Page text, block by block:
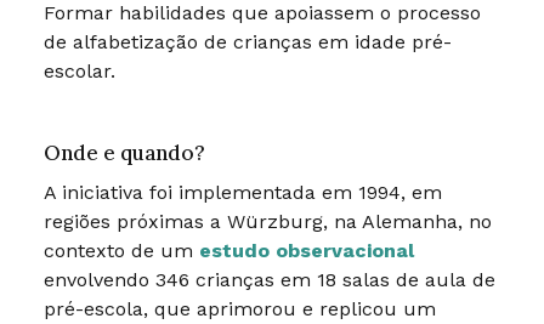
Formar habilidades que apoiassem o processo
de alfabetização de crianças em idade pré-
escolar.
Onde e quando?
A iniciativa foi implementada em 1994, em
regiões próximas a Würzburg, na Alemanha, no
contexto de um estudo observacional
envolvendo 346 crianças em 18 salas de aula de
pré-escola, que aprimorou e replicou um